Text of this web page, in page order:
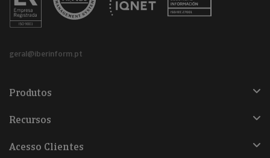
geral@iberinform.pt
Produtos
Recursos
Acesso Clientes